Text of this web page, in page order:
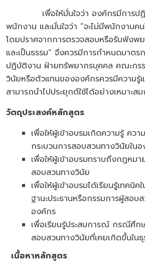
เพื่อให้มั่นใจว่า องค์กรมีการปฏิ
พนักงาน และมั่นใจว่า “จะไม่มีพนักงานค
โดยปราศจากการตรวจสอบหรือรับฟังพ
และเป็นธรรม” จึงควรมีการกำหนดมาต
ปฏิบัติงาน ฝ่ายทรัพยากรบุคคล คณะกร
วินัยหรือตัวแทนขององค์กรควรมีความรู้แ
สามารถนำไปประยุกต์ใช้ได้อย่างเหมาะส
วัตถุประสงค์หลักสูตร
เพื่อให้ผู้เข้าอบรมเกิดความรู้ ความ
กระบวนการสอบสวนทางวินัยใน
เพื่อให้ผู้เข้าอบรมทราบถึงกฎหม
สอบสวนทางวินัย
เพื่อให้ผู้เข้าอบรมได้เรียนรู้เทคนิ
ฐานะประธานหรือกรรมการผู้สอ
องค์กร
เพื่อเรียนรู้ประสบการณ์ กรณีศึก
สอบสวนทางวินัยที่เคยเกิดขึ้นใน
เนื้อหาหลักสูตร